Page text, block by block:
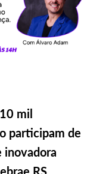
mil
participam de
inovadora